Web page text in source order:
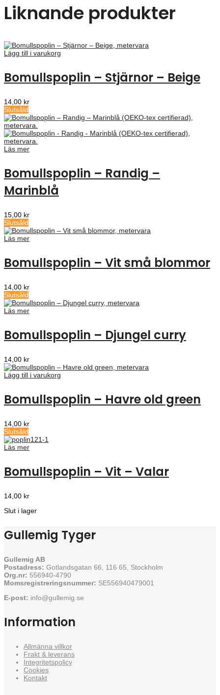
Liknande produkter
Lägg till i varukorg
Bomullspoplin – Stjärnor – Beige
14,00 kr
Slutsåld
Läs mer
Bomullspoplin – Randig –
Marinblå
15,00 kr
Slutsåld
Läs mer
Bomullspoplin – Vit små blommor
14,00 kr
Slutsåld
Läs mer
Bomullspoplin – Djungel curry
14,00 kr
Lägg till i varukorg
Bomullspoplin – Havre old green
14,00 kr
Slutsåld
Läs mer
Bomullspoplin – Vit – Valar
14,00 kr
Slut i lager
Gullemig Tyger
Gullemig AB
Postadress: Gotlandsgatan 66, 116 65, Stockholm
Org.nr: 556940-4790
Momsregistreringsnummer: SE556940479001
E-post: info@gullemig.se
Information
Allmänna villkor
Frakt & leverans
Integritetspolicy
Cookies
Kontakt